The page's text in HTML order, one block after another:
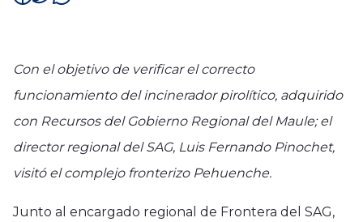
Con el objetivo de verificar el correcto
funcionamiento del incinerador pirolítico, adquirido
con Recursos del Gobierno Regional del Maule; el
director regional del SAG, Luis Fernando Pinochet,
visitó el complejo fronterizo Pehuenche.
Junto al encargado regional de Frontera del SAG,